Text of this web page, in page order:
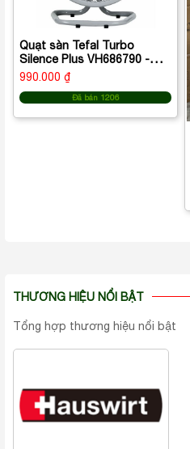
Quạt sàn Tefal Turbo
Silence Plus VH686790 -
màu xám
990.000 ₫
Đã bán 1206
THƯƠNG HIỆU NỔI BẬT
Tổng hợp thương hiệu nổi bật